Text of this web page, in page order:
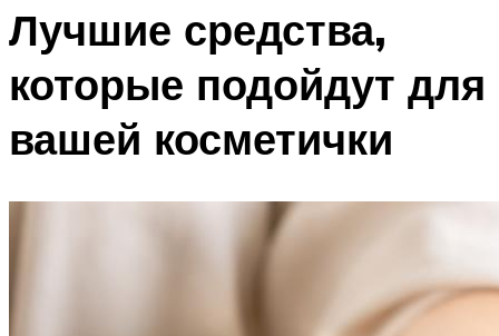
Лучшие средства,
которые подойдут для
вашей косметички